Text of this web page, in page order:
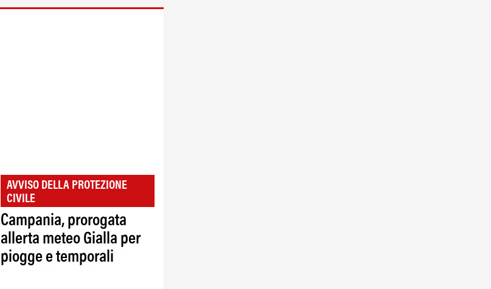
AVVISO DELLA PROTEZIONE
CIVILE
Campania, prorogata
allerta meteo Gialla per
piogge e temporali